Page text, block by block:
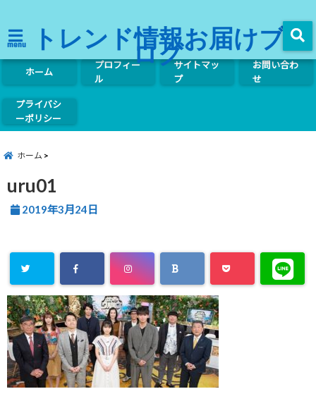
menu トレンド情報お届けブ
ログ
ホーム
プロフィー
ル
サイトマッ
プ
お問い合わ
せ
プライバシ
ーポリシー
ホーム
uru01
2019年3月24日